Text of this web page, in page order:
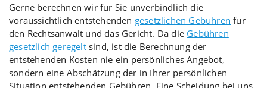
Gerne berechnen wir für Sie unverbindlich die
voraussichtlich entstehenden gesetzlichen Gebühren für
den Rechtsanwalt und das Gericht. Da die Gebühren
gesetzlich geregeltsind, ist die Berechnung der
entstehenden Kosten nie ein persönliches Angebot,
sondern eine Abschätzung der in Ihrer persönlichen
Situation entstehenden Gebühren. Eine Scheidung bei uns